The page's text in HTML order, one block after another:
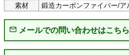
素材
鍛造カーボンファイバー/ア